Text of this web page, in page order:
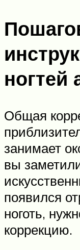
ногтей
Общая
занимает
вы
появился
ноготь,
коррекцию.